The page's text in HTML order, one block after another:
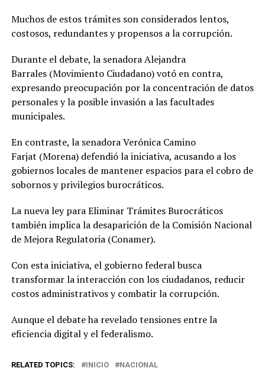
Muchos de estos trámites son considerados lentos,
costosos, redundantes y propensos a la corrupción.
Durante el debate, la senadora Alejandra
Barrales (Movimiento Ciudadano) votó en contra,
expresando preocupación por la concentración de datos
personales y la posible invasión a las facultades
municipales.
En contraste, la senadora Verónica Camino
Farjat (Morena) defendió la iniciativa, acusando a los
gobiernos locales de mantener espacios para el cobro de
sobornos y privilegios burocráticos.
La nueva ley para Eliminar Trámites Burocráticos
también implica la desaparición de la Comisión Nacional
de Mejora Regulatoria (Conamer).
Con esta iniciativa, el gobierno federal busca
transformar la interacción con los ciudadanos, reducir
costos administrativos y combatir la corrupción.
Aunque el debate ha revelado tensiones entre la
eficiencia digital y el federalismo.
RELATED TOPICS: INICIO NACIONAL